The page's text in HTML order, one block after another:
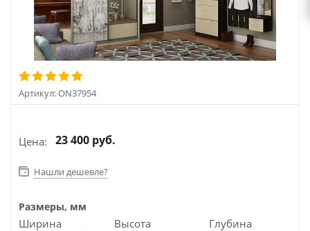
Артикул:ON37954
Цена: 23 400 руб.
Нашли дешевле?
Размеры, мм
Ширина Высота Глубина